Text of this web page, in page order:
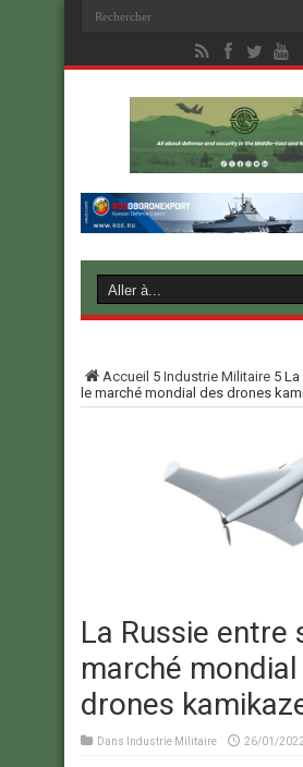
Accueil 5 Industrie Militaire 5 La
le marché mondial des drones
La Russie entre
marché
drones
Dans Industrie Militaire 26/01/2022